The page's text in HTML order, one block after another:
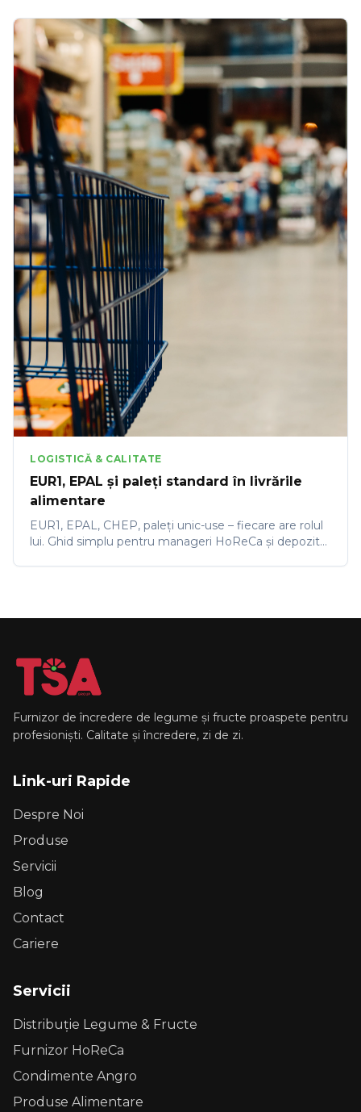
LOGISTICĂ & CALITATE
EUR1, EPAL și paleți standard în livrările
alimentare
EUR1, EPAL, CHEP, paleți unic-use – fiecare are rolul
lui. Ghid simplu pentru manageri HoReCa și depozite
Furnizor de încredere de legume și fructe proaspete pentru
profesioniști. Calitate și încredere, zi de zi.
Link-uri Rapide
Despre Noi
Produse
Servicii
Blog
Contact
Cariere
Servicii
Distribuție Legume & Fructe
Furnizor HoReCa
Condimente Angro
Produse Alimentare